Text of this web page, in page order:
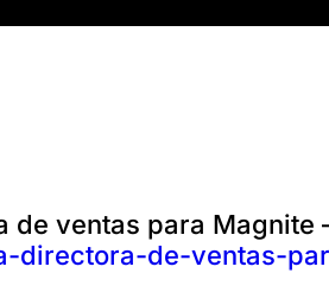
ventas para Magnite
directora-de-ventas-